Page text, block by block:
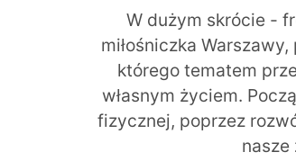
W dużym skrócie -
miłośniczka
którego tematem
własnym życiem.
fizycznej, poprzez